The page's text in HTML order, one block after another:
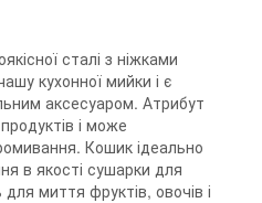
сталі з ніжками
кухонної мийки і є
аксесуаром. Атрибут
і може
Кошик ідеально
в якості сушарки для
миття фруктів, овочів і